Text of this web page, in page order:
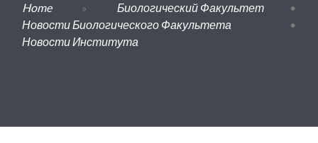
Home » Биологический Факультет
•
Новости Биологического Факультета
•
Новости Института